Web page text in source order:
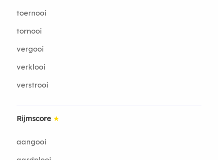
toernooi
tornooi
vergooi
verklooi
verstrooi
Rijmscore ★
aangooi